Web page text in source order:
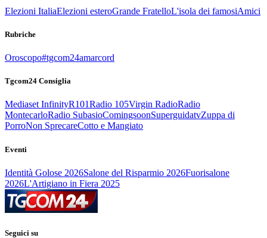
Elezioni ItaliaElezioni esteroGrande FratelloL'isola dei famosiAmici
Rubriche
Oroscopo#tgcom24amarcord
Tgcom24 Consiglia
Mediaset InfinityR101Radio 105Virgin RadioRadio
MontecarloRadio SubasioComingsoonSuperguidatvZuppa di
PorroNon SprecareCotto e Mangiato
Eventi
Identità Golose 2026Salone del Risparmio 2026Fuorisalone
2026L'Artigiano in Fiera 2025
Seguici su